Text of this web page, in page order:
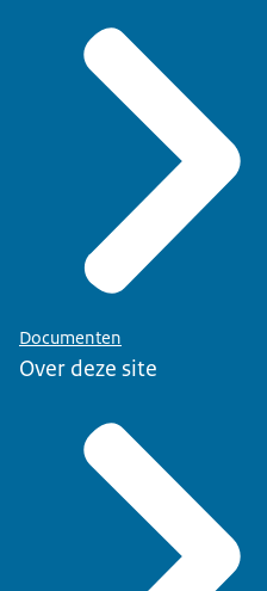
Documenten
Over deze site